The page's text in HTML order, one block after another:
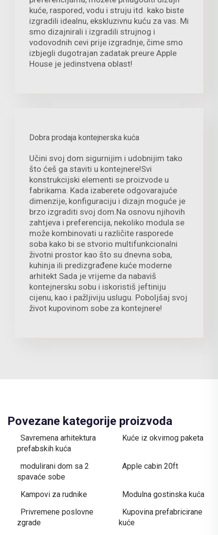
kuće, raspored, vodu i struju itd. kako biste
izgradili idealnu, ekskluzivnu kuću za vas. Mi
smo dizajnirali i izgradili strujnog i
vodovodnih cevi prije izgradnje, čime smo
izbjegli dugotrajan zadatak preure Apple
House je jedinstvena oblast!
Dobra prodaja kontejnerska kuća
Učini svoj dom sigurnijim i udobnijim tako
što ćeš ga staviti u kontejnere!Svi
konstrukcijski elementi se proizvode u
fabrikama. Kada izaberete odgovarajuće
dimenzije, konfiguraciju i dizajn moguće je
brzo izgraditi svoj dom.Na osnovu njihovih
zahtjeva i preferencija, nekoliko modula se
može kombinovati u različite rasporede
soba kako bi se stvorio multifunkcionalni
životni prostor kao što su dnevna soba,
kuhinja ili predizgrađene kuće moderne
arhitekt Sada je vrijeme da nabaviš
kontejnersku sobu i iskoristiš jeftiniju
cijenu, kao i pažljiviju uslugu. Poboljšaj svoj
život kupovinom sobe za kontejnere!
Povezane kategorije proizvoda
Savremena arhitektura
prefabskih kuća
Kuće iz okvirnog paketa
modulirani dom sa 2
spavaće sobe
Apple cabin 20ft
Kampovi za rudnike
Modulna gostinska kuća
Privremene poslovne
zgrade
Kupovina prefabricirane
kuće